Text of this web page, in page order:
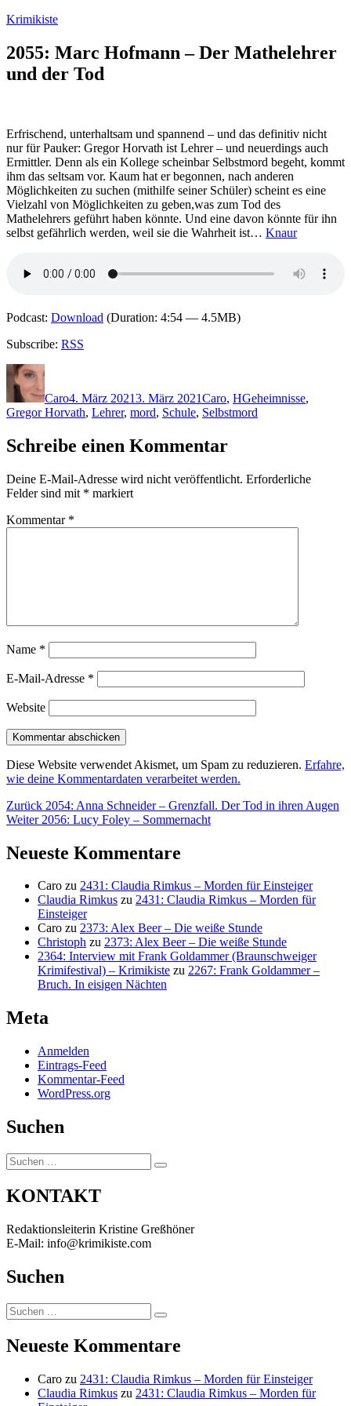
Zum
springen
Krimikiste
2055: Marc Hofmann – Der Mathelehrer
und der Tod
Erfrischend, unterhaltsam und spannend – und das definitiv nicht
nur für Pauker: Gregor Horvath ist Lehrer – und neuerdings auch
Ermittler. Denn als ein Kollege scheinbar Selbstmord begeht, kommt
ihm das seltsam vor. Kaum hat er begonnen, nach anderen
Möglichkeiten zu suchen (mithilfe seiner Schüler) scheint es eine
Vielzahl von Möglichkeiten zu geben,was zum Tod des
Mathelehrers geführt haben könnte. Und eine davon könnte für ihn
selbst gefährlich werden, weil sie die Wahrheit ist… Knaur
Podcast: Download (Duration: 4:54 — 4.5MB)
Subscribe: RSS
Autor
Caro4. März 20213. März 2021Caro, HGeheimnisse,
Gregor Horvath, Lehrer, mord, Schule, Selbstmord
Schreibe einen Kommentar
Deine E-Mail-Adresse wird nicht veröffentlicht. Erforderliche
Felder sind mit * markiert
Kommentar *
Name *
E-Mail-Adresse *
Website
Diese Website verwendet Akismet, um Spam zu reduzieren. Erfahre,
wie deine Kommentardaten verarbeitet werden.
Beitragsnavigation
Zurück Vorheriger
Beitrag:
2054: Anna Schneider – Grenzfall. Der Tod in ihren Augen
Weiter Nächster
2056: Lucy Foley – Sommernacht
Neueste Kommentare
Caro zu 2431: Claudia Rimkus – Morden für Einsteiger
Claudia Rimkus zu 2431: Claudia Rimkus – Morden für
Einsteiger
Caro zu 2373: Alex Beer – Die weiße Stunde
Christoph zu 2373: Alex Beer – Die weiße Stunde
2364: Interview mit Frank Goldammer (Braunschweiger
Krimifestival) – Krimikiste zu 2267: Frank Goldammer –
Bruch. In eisigen Nächten
Meta
Anmelden
Eintrags-Feed
Kommentar-Feed
WordPress.org
Suchen
Suchen
nach:
Suchen
KONTAKT
Redaktionsleiterin Kristine Greßhöner
E-Mail: info@krimikiste.com
Suchen
Suchen
nach:
Suchen
Neueste Kommentare
Caro zu 2431: Claudia Rimkus – Morden für Einsteiger
Claudia Rimkus zu 2431: Claudia Rimkus – Morden für